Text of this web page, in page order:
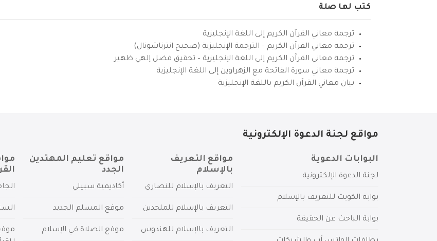
كتب لها صلة
ترجمة معاني القرآن الكريم إلى اللغة الإنجليزية
ترجمة معاني القرآن الكريم – الترجمة الإنجليزية (صحيح انترناشونال)
ترجمة معاني القرآن الكريم إلى اللغة الإنجليزية – تحقيق فضل إلهي ظهير
ترجمة معاني سورة الفاتحة مع الزهراوين إلى اللغة الإنجليزية
بيان معاني القرآن الكريم باللغة الإنجليزية
مواقع لجنة الدعوة الإلكترونية
البوابات الدعوية
لجنة الدعوة الإلكترونية
بوابة الكويت للتعريف بالإسلام
بوابة الباحث عن الحقيقة
مواقع التعريف
بالإسلام
التعريف بالإسلام للنصارى
التعريف بالإسلام للملحدين
التعريف بالإسلام للهندوس
مواقع تعليم المهتدين
الجدد
أكاديمية سبيلي
موقع المسلم الجديد
موقع الصلاة في الإسلام